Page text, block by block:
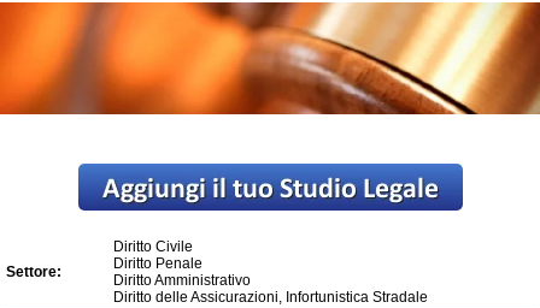
Settore:
Diritto Civile
Diritto Penale
Diritto Amministrativo
Diritto delle Assicurazioni, Infortunistica Stradale